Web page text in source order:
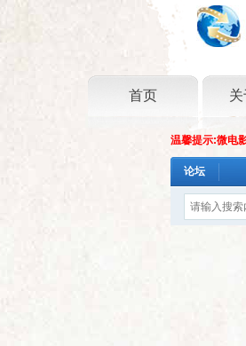
首页
温馨提示:微电
论坛